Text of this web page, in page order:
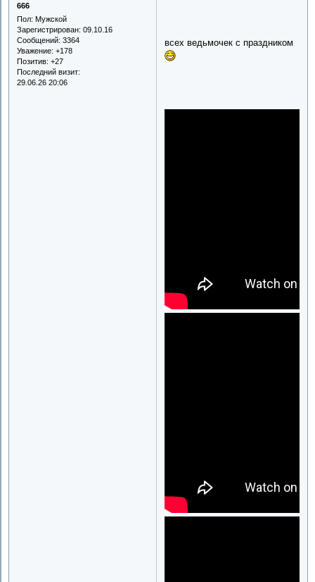
666
Пол: Мужской
Зарегистрирован: 09.10.16
Сообщений: 3364
Уважение: +178
Позитив: +27
Последний визит:
29.06.26 20:06
всех ведьмочек с праздником